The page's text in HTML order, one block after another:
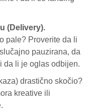
(Delivery).
pale? Proverite da li
pauzirana, da
da li je oglas odbijen.
drastično skočio?
kreative ili